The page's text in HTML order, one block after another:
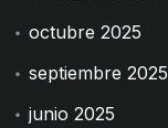
octubre 2025
septiembre 2025
junio 2025